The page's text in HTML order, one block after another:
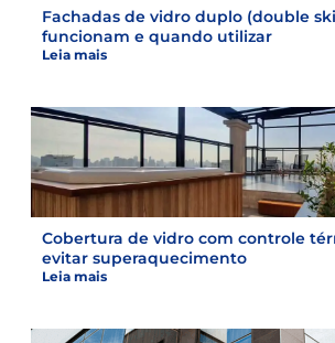
Fachadas de vidro duplo (double
funcionam e quando utilizar
Leia mais
Cobertura de vidro com controle
evitar superaquecimento
Leia mais